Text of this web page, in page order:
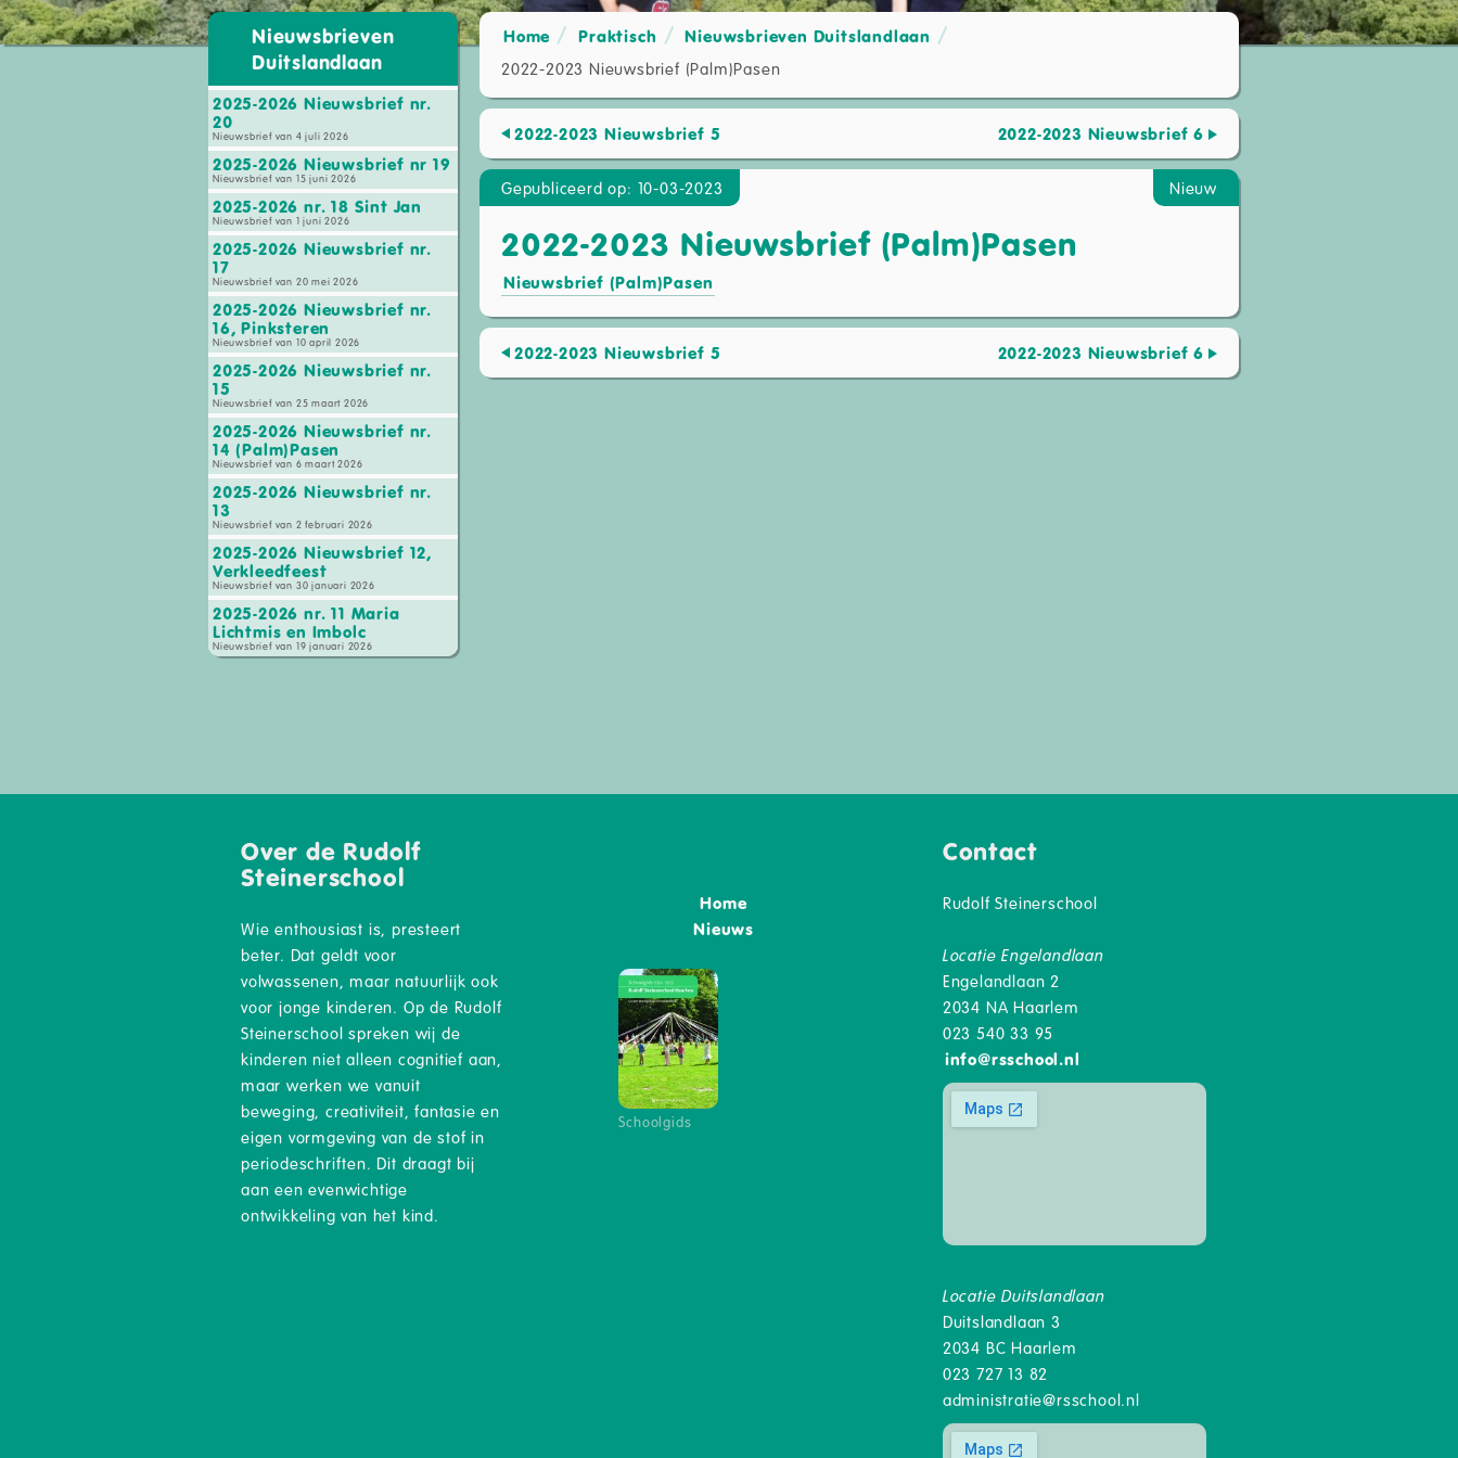
Home Praktisch
Nieuwsbrieven Duitslandlaan
2022-2023 Nieuwsbrief (Palm)Pasen
2022-2023 Nieuwsbrief 5 2022-2023 Nieuwsbrief 6
Gepubliceerd op: 10-03-2023 Nieuw
2022-2023 Nieuwsbrief (Palm)Pasen
Nieuwsbrief (Palm)Pasen
2022-2023 Nieuwsbrief 5 2022-2023 Nieuwsbrief 6
Nieuwsbrieven
Duitslandlaan
2025-2026 Nieuwsbrief nr.
20
Nieuwsbrief van 4 juli 2026
2025-2026 Nieuwsbrief nr 19
Nieuwsbrief van 15 juni 2026
2025-2026 nr. 18 Sint Jan
Nieuwsbrief van 1 juni 2026
2025-2026 Nieuwsbrief nr.
17
Nieuwsbrief van 20 mei 2026
2025-2026 Nieuwsbrief nr.
16, Pinksteren
Nieuwsbrief van 10 april 2026
2025-2026 Nieuwsbrief nr.
15
Nieuwsbrief van 25 maart 2026
2025-2026 Nieuwsbrief nr.
14 (Palm)Pasen
Nieuwsbrief van 6 maart 2026
2025-2026 Nieuwsbrief nr.
13
Nieuwsbrief van 2 februari 2026
2025-2026 Nieuwsbrief 12,
Verkleedfeest
Nieuwsbrief van 30 januari 2026
2025-2026 nr. 11 Maria
Lichtmis en Imbolc
Nieuwsbrief van 19 januari 2026
Over de Rudolf
Steinerschool
Wie enthousiast is, presteert
beter. Dat geldt voor
volwassenen, maar natuurlijk ook
voor jonge kinderen. Op de Rudolf
Steinerschool spreken wij de
kinderen niet alleen cognitief aan,
maar werken we vanuit
beweging, creativiteit, fantasie en
eigen vormgeving van de stof in
periodeschriften. Dit draagt bij
aan een evenwichtige
ontwikkeling van het kind.
Home
Nieuws
Schoolgids
Contact
Rudolf Steinerschool
Locatie Engelandlaan
Engelandlaan 2
2034 NA Haarlem
023 540 33 95
info@rsschool.nl
Locatie Duitslandlaan
Duitslandlaan 3
2034 BC Haarlem
023 727 13 82
administratie@rsschool.nl